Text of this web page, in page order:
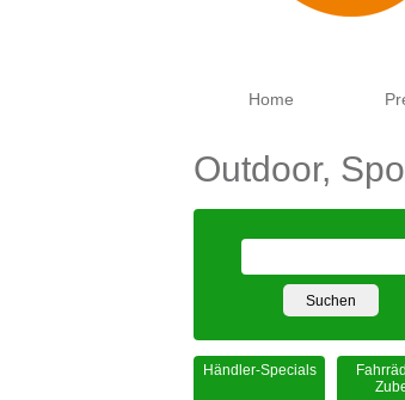
Home
Outdoor,
Händler-Specials